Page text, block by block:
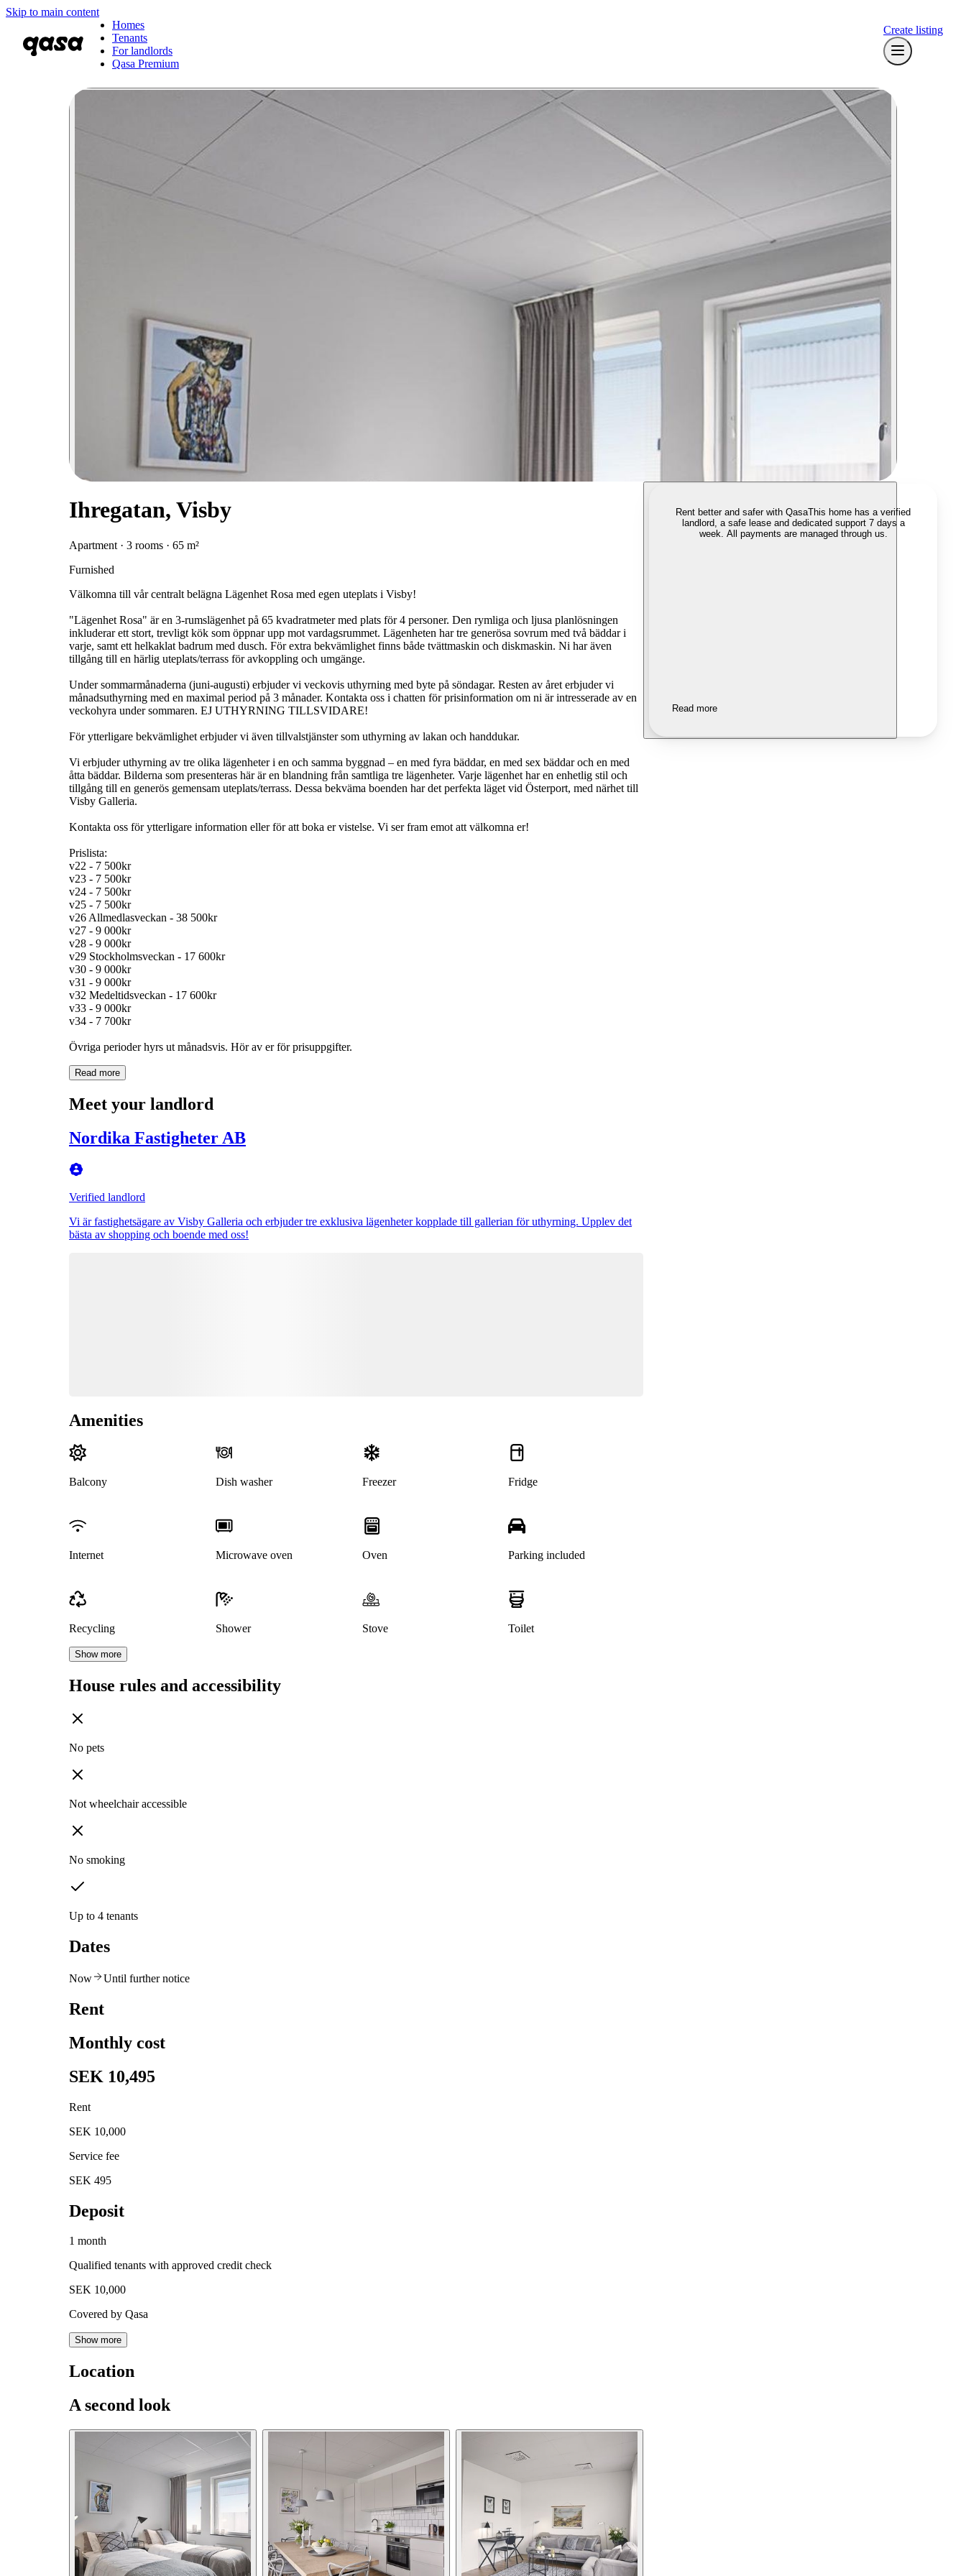
Skip to main content
Homes
Tenants
For landlords
Qasa Premium
Create listing
Ihregatan, Visby
Apartment · 3 rooms · 65 m²
Furnished
Välkomna till vår centralt belägna Lägenhet Rosa med egen uteplats i Visby!
"Lägenhet Rosa" är en 3-rumslägenhet på 65 kvadratmeter med plats för 4 personer. Den rymliga och ljusa planlösningen
inkluderar ett stort, trevligt kök som öppnar upp mot vardagsrummet. Lägenheten har tre generösa sovrum med två bäddar i
varje, samt ett helkaklat badrum med dusch. För extra bekvämlighet finns både tvättmaskin och diskmaskin. Ni har även
tillgång till en härlig uteplats/terrass för avkoppling och umgänge.
Under sommarmånaderna (juni-augusti) erbjuder vi veckovis uthyrning med byte på söndagar. Resten av året erbjuder vi
månadsuthyrning med en maximal period på 3 månader. Kontakta oss i chatten för prisinformation om ni är intresserade av en
veckohyra under sommaren. EJ UTHYRNING TILLSVIDARE!
För ytterligare bekvämlighet erbjuder vi även tillvalstjänster som uthyrning av lakan och handdukar.
Vi erbjuder uthyrning av tre olika lägenheter i en och samma byggnad – en med fyra bäddar, en med sex bäddar och en med
åtta bäddar. Bilderna som presenteras här är en blandning från samtliga tre lägenheter. Varje lägenhet har en enhetlig stil och
tillgång till en generös gemensam uteplats/terrass. Dessa bekväma boenden har det perfekta läget vid Österport, med närhet till
Visby Galleria.
Kontakta oss för ytterligare information eller för att boka er vistelse. Vi ser fram emot att välkomna er!
Prislista:
v22 - 7 500kr
v23 - 7 500kr
v24 - 7 500kr
v25 - 7 500kr
v26 Allmedlasveckan - 38 500kr
v27 - 9 000kr
v28 - 9 000kr
v29 Stockholmsveckan - 17 600kr
v30 - 9 000kr
v31 - 9 000kr
v32 Medeltidsveckan - 17 600kr
v33 - 9 000kr
v34 - 7 700kr
Övriga perioder hyrs ut månadsvis. Hör av er för prisuppgifter.
Read more
Meet your landlord
Nordika Fastigheter AB
Verified landlord
Vi är fastighetsägare av Visby Galleria och erbjuder tre exklusiva lägenheter kopplade till gallerian för uthyrning. Upplev det
bästa av shopping och boende med oss!
Amenities
Balcony Dish washer Freezer Fridge
Internet Microwave oven Oven Parking included
Recycling Shower Stove Toilet
Show more
House rules and accessibility
No pets
Not wheelchair accessible
No smoking
Up to 4 tenants
Dates
Now Until further notice
Rent
Monthly cost
SEK 10,495
Rent
SEK 10,000
Service fee
SEK 495
Deposit
1 month
Qualified tenants with approved credit check
SEK 10,000
Covered by Qasa
Show more
Location
A second look
Rent better and safer with QasaThis home has a verified
landlord, a safe lease and dedicated support 7 days a
week. All payments are managed through us.
Read more